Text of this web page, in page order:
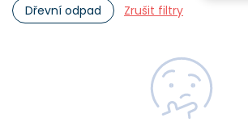
Dřevní odpad
Zrušit filtry